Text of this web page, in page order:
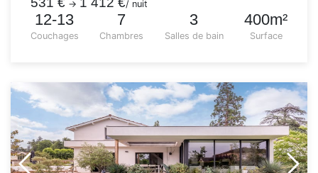
→ / nuit
12-13
Couchages
7
Chambres
3
Salles de bain
400m²
Surface